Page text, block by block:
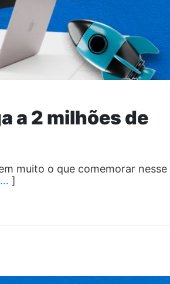
a 2 milhões de
muito o que comemorar
… ]